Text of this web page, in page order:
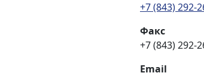
+7 (843) 292-
Факс
+7 (843) 292-
Email